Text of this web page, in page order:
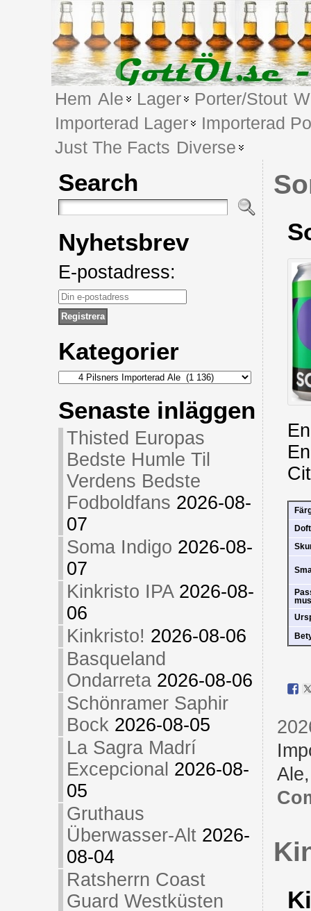
Hem Ale Lager Porter/Stout
Importerad Lager
Importerad
Just The Facts Diverse
Search
Nyhetsbrev
E-postadress:
Kategorier
Kategorier
Senaste inläggen
Thisted Europas
Bedste Humle Til
Verdens Bedste
Fodboldfans 2026-08-
07
Soma Indigo 2026-08-
07
Kinkristo IPA 2026-08-
06
Kinkristo! 2026-08-06
Basqueland
Ondarreta 2026-08-06
Schönramer Saphir
Bock 2026-08-05
La Sagra Madrí
Excepcional 2026-08-
05
Gruthaus
Überwasser-Alt 2026-
08-04
Ratsherrn Coast
Guard Westküsten
Doft